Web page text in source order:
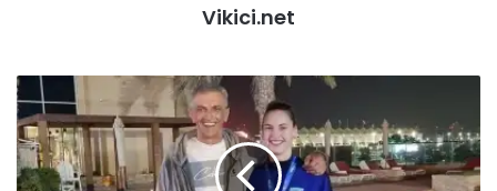
Vikici.net
Lanu
su
zvali
iz
15